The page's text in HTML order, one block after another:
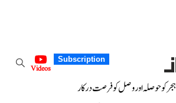
Subscription
Videos
ہجر کو حوصلہ اور وصل کو فرصت درکار